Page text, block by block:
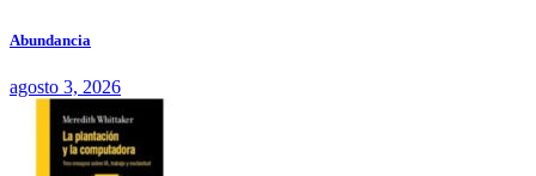
Abundancia
agosto 3, 2026